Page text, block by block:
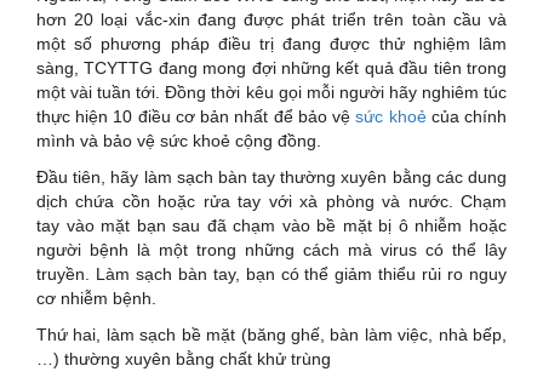
hơn 20 loại vắc-xin đang được phát triển trên toàn cầu và
một số phương pháp điều trị đang được thử nghiệm lâm
sàng, TCYTTG đang mong đợi những kết quả đầu tiên trong
một vài tuần tới. Đồng thời kêu gọi mỗi người hãy nghiêm túc
thực hiện 10 điều cơ bản nhất để bảo vệsức khoẻcủa chính
mình và bảo vệ sức khoẻ cộng đồng.
Đầu tiên, hãy làm sạch bàn tay thường xuyên bằng các dung
dịch chứa cồn hoặc rửa tay với xà phòng và nước. Chạm
tay vào mặt bạn sau đã chạm vào bề mặt bị ô nhiễm hoặc
người bệnh là một trong những cách mà virus có thể lây
truyền. Làm sạch bàn tay, bạn có thể giảm thiểu rủi ro nguy
cơ nhiễm bệnh.
Thứ hai, làm sạch bề mặt (băng ghế, bàn làm việc, nhà bếp,
…) thường xuyên bằng chất khử trùng